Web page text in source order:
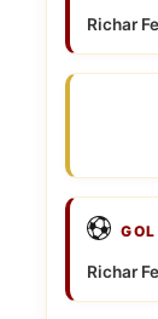
Richar
GOL
Richar